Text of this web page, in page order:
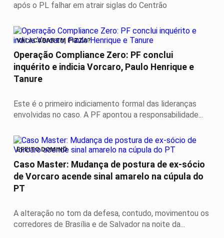
após o PL falhar em atrair siglas do Centrão
VAI ACABAR EM PIZZA?
Operação Compliance Zero: PF conclui
inquérito e indicia Vorcaro, Paulo Henrique e
Tanure
Este é o primeiro indiciamento formal das lideranças
envolvidas no caso. A PF apontou a responsabilidade...
EFEITO DOMINÓ
Caso Master: Mudança de postura de ex-sócio
de Vorcaro acende sinal amarelo na cúpula do
PT
A alteração no tom da defesa, contudo, movimentou os
corredores de Brasília e de Salvador na noite da...